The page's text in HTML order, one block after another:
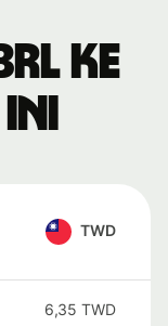
ke
TWD
6,35 TWD